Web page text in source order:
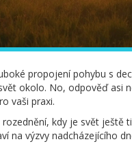
propojení pohybu s
okolo. No, odpověď asi
vaši praxi.
kdy je svět ještě
na výzvy nadcházejícího